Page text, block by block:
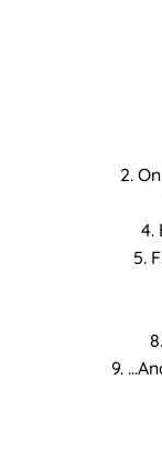
2.
4.
5.
9.